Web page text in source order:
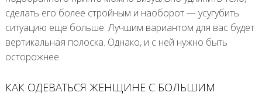
сделать его более стройным и наоборот — усугубить
ситуацию еще больше. Лучшим вариантом для вас будет
вертикальная полоска. Однако, и с ней нужно быть
осторожнее.
КАК ОДЕВАТЬСЯ ЖЕНЩИНЕ С БОЛЬШИМ